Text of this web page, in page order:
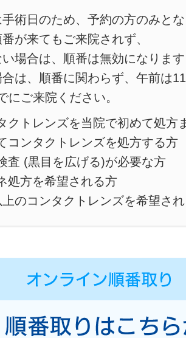
術日のため、予約の方のみと
が来てもご来院されず、
場合は、順番は無効になりま
は、順番に関わらず、午前は
にご来院ください。
クトレンズを当院で初めて処方
コンタクトレンズを処方する方
査 (黒目を広げる)が必要な方
処方を希望される方
のコンタクトレンズを希望さ